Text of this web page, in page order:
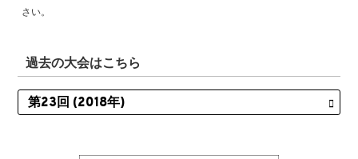
さい。
過去の大会はこちら